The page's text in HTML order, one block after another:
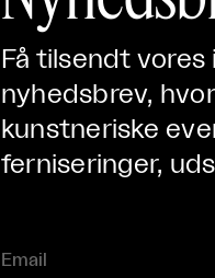
Få tilsendt vores
nyhedsbrev,
kunstneriske
ferniseringer,